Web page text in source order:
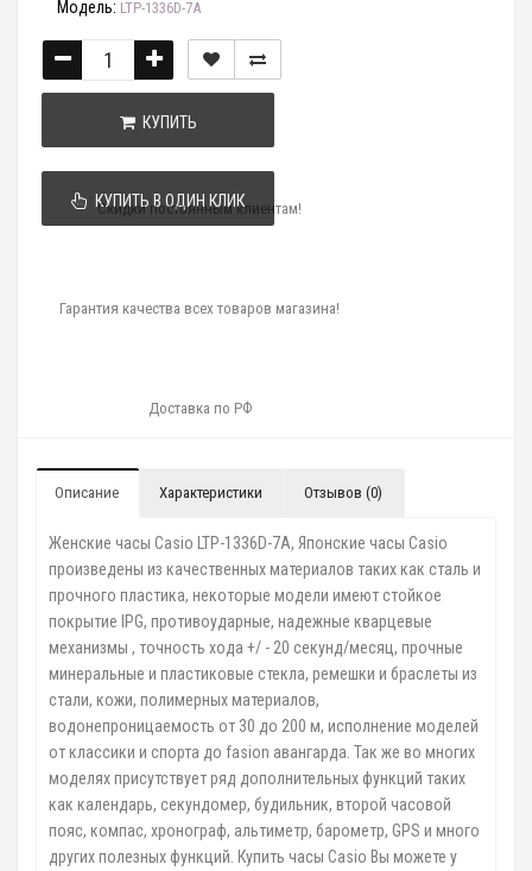
Модель: LTP-1336D-7A
КУПИТЬ
КУПИТЬ В ОДИН КЛИК
Скидки постоянным клиентам!
Гарантия качества всех товаров магазина!
Доставка по РФ
Описание Характеристики Отзывов (0)
Женские часы Casio LTP-1336D-7A, Японские часы Casio
произведены из качественных материалов таких как сталь и
прочного пластика, некоторые модели имеют стойкое
покрытие IPG, противоударные, надежные кварцевые
механизмы , точность хода +/ - 20 секунд/месяц, прочные
минеральные и пластиковые стекла, ремешки и браслеты из
стали, кожи, полимерных материалов,
водонепроницаемость от 30 до 200 м, исполнение моделей
от классики и спорта до fasion авангарда. Так же во многих
моделях присутствует ряд дополнительных функций таких
как календарь, секундомер, будильник, второй часовой
пояс, компас, хронограф, альтиметр, барометр, GPS и много
других полезных функций. Купить часы Casio Вы можете у